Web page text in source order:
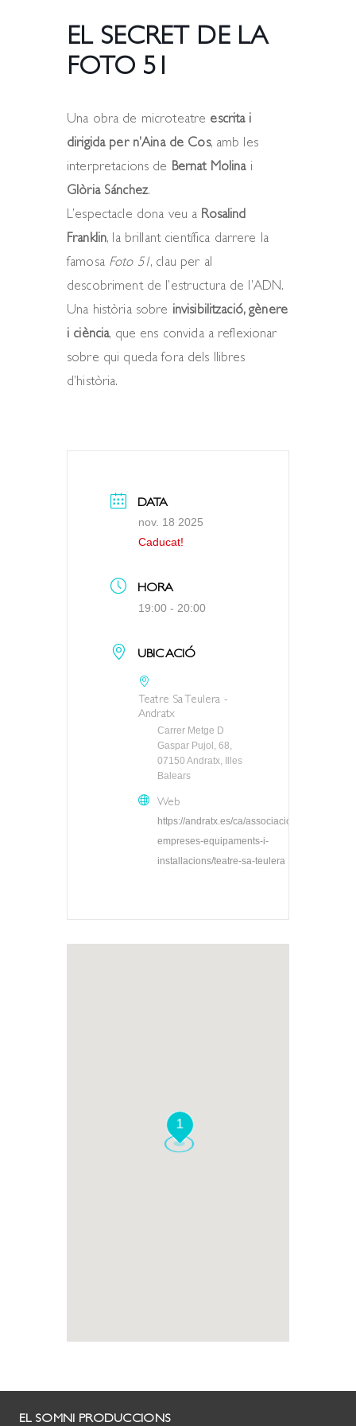
EL SECRET DE LA
FOTO 51
Una obra de microteatre escrita i
dirigida per n’Aina de Cos, amb les
interpretacions de Bernat Molinai
Glòria Sánchez.
L’espectacle dona veu a Rosalind
Franklin, la brillant científica darrere la
famosa Foto 51, clau per al
descobriment de l’estructura de l’ADN.
Una història sobre invisibilització, gènere
i ciència, que ens convida a reflexionar
sobre qui queda fora dels llibres
d’història.
DATA
nov. 18 2025
Caducat!
HORA
19:00 - 20:00
UBICACIÓ
Teatre Sa Teulera -
Andratx
Carrer Metge D
Gaspar Pujol, 68,
07150 Andratx, Illes
Balears
Web
https://andratx.es/ca/associacions-
empreses-equipaments-i-
installacions/teatre-sa-teulera
1
EL SOMNI PRODUCCIONS